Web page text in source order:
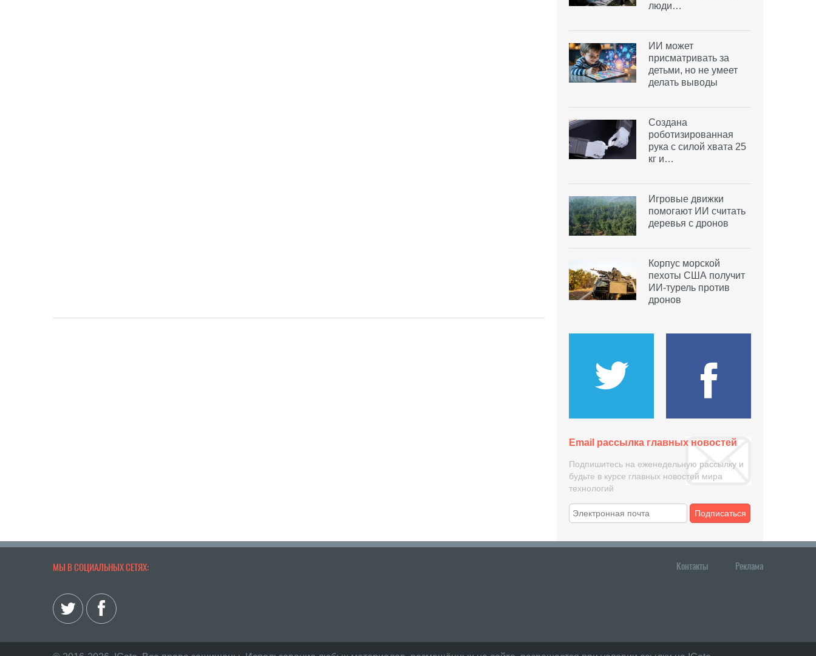
люди…
ИИ может
присматривать за
детьми, но не умеет
делать выводы
Создана
роботизированная
рука с силой хвата 25
кг и…
Игровые движки
помогают ИИ считать
деревья с дронов
Корпус морской
пехоты США получит
ИИ-турель против
дронов
Email рассылка главных новостей
Подпишитесь на еженедельную рассылку и
будьте в курсе главных новостей мира
технологий
Подписаться
МЫ В СОЦИАЛЬНЫХ СЕТЯХ: Контакты Реклама